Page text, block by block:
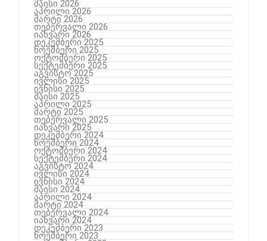
მაისი 2026
აპრილი 2026
მარტი 2026
თებერვალი 2026
იანვარი 2026
დეკემბერი 2025
ნოემბერი 2025
ოქტომბერი 2025
სექტემბერი 2025
აგვისტო 2025
ივლისი 2025
ივნისი 2025
მაისი 2025
აპრილი 2025
მარტი 2025
თებერვალი 2025
იანვარი 2025
დეკემბერი 2024
ნოემბერი 2024
ოქტომბერი 2024
სექტემბერი 2024
აგვისტო 2024
ივლისი 2024
ივნისი 2024
მაისი 2024
აპრილი 2024
მარტი 2024
თებერვალი 2024
იანვარი 2024
დეკემბერი 2023
ნოემბერი 2023